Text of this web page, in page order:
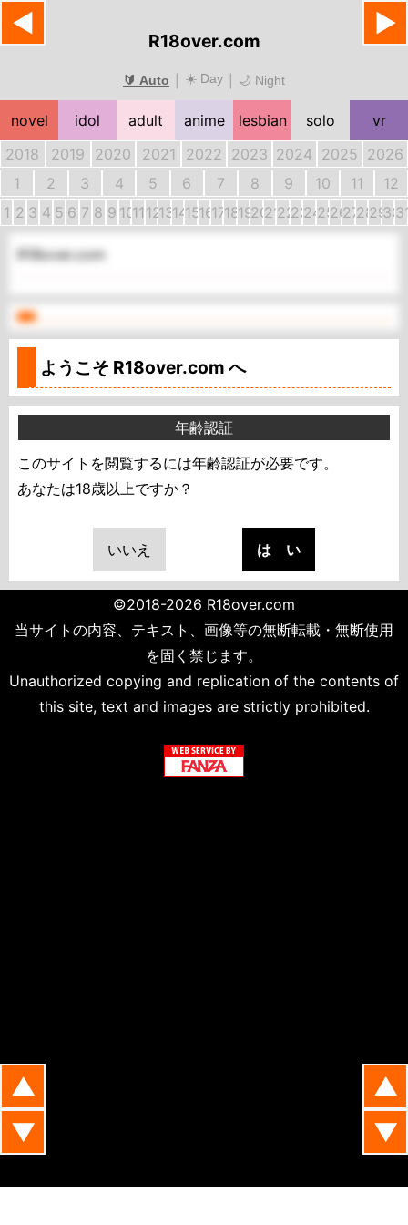
R18over.com
🔰 Auto ☀️ Day 🌙 Night
novel idol adult anime lesbian solo
vr
2018
2019 2020 2021 2022 2023 2024 2025 2026
1
2 3 4 5 6 7 8 9 10 11
12
1 2 3 4 5 6 7 8 9 1011 12131415161718192021222324252627282930
R18over.com
ようこそ R18over.com へ
年齢認証
このサイトを閲覧するには年齢認証が必要です。
あなたは18歳以上ですか？
いいえ は い
©2018-2026 R18over.com
当サイトの内容、テキスト、画像等の無断転載・無断使用
を固く禁じます。
Unauthorized copying and replication of the contents of
this site, text and images are strictly prohibited.
◀ ▶
▲
▲
▼
▼